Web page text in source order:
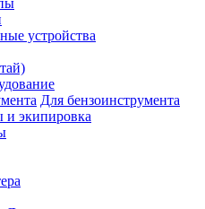
устройства
Для бензоинструмента
и экипировка